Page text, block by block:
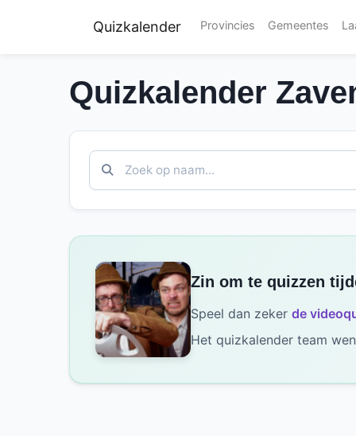
Quizkalender Provincies Gemeentes
Quizkalender
Zin om te quizzen
Speel dan zeker de
Het quizkalender team